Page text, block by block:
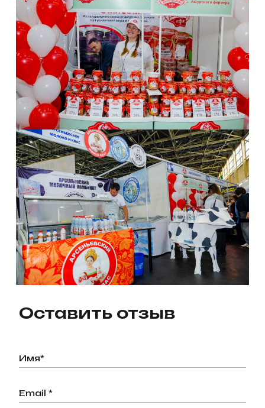
Оставить отзыв